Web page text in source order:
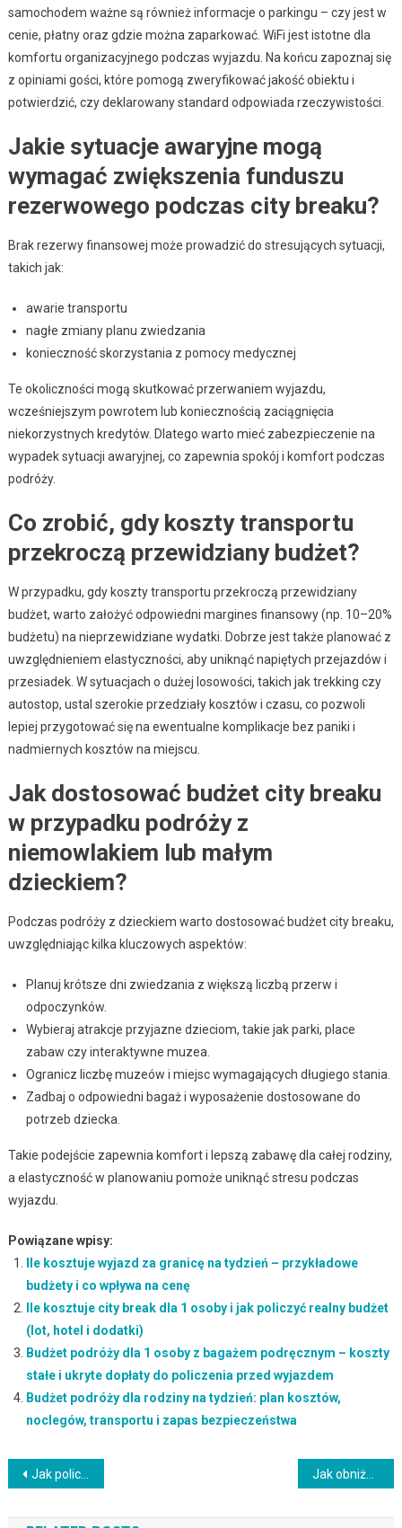
samochodem ważne są również informacje o parkingu – czy jest w
cenie, płatny oraz gdzie można zaparkować. WiFi jest istotne dla
komfortu organizacyjnego podczas wyjazdu. Na końcu zapoznaj się
z opiniami gości, które pomogą zweryfikować jakość obiektu i
potwierdzić, czy deklarowany standard odpowiada rzeczywistości.
Jakie sytuacje awaryjne mogą
wymagać zwiększenia funduszu
rezerwowego podczas city breaku?
Brak rezerwy finansowej może prowadzić do stresujących sytuacji,
takich jak:
awarie transportu
nagłe zmiany planu zwiedzania
konieczność skorzystania z pomocy medycznej
Te okoliczności mogą skutkować przerwaniem wyjazdu,
wcześniejszym powrotem lub koniecznością zaciągnięcia
niekorzystnych kredytów. Dlatego warto mieć zabezpieczenie na
wypadek sytuacji awaryjnej, co zapewnia spokój i komfort podczas
podróży.
Co zrobić, gdy koszty transportu
przekroczą przewidziany budżet?
W przypadku, gdy koszty transportu przekroczą przewidziany
budżet, warto założyć odpowiedni margines finansowy (np. 10–20%
budżetu) na nieprzewidziane wydatki. Dobrze jest także planować z
uwzględnieniem elastyczności, aby uniknąć napiętych przejazdów i
przesiadek. W sytuacjach o dużej losowości, takich jak trekking czy
autostop, ustal szerokie przedziały kosztów i czasu, co pozwoli
lepiej przygotować się na ewentualne komplikacje bez paniki i
nadmiernych kosztów na miejscu.
Jak dostosować budżet city breaku
w przypadku podróży z
niemowlakiem lub małym
dzieckiem?
Podczas podróży z dzieckiem warto dostosować budżet city breaku,
uwzględniając kilka kluczowych aspektów:
Planuj krótsze dni zwiedzania z większą liczbą przerw i
odpoczynków.
Wybieraj atrakcje przyjazne dzieciom, takie jak parki, place
zabaw czy interaktywne muzea.
Ogranicz liczbę muzeów i miejsc wymagających długiego stania.
Zadbaj o odpowiedni bagaż i wyposażenie dostosowane do
potrzeb dziecka.
Takie podejście zapewnia komfort i lepszą zabawę dla całej rodziny,
a elastyczność w planowaniu pomoże uniknąć stresu podczas
wyjazdu.
Powiązane wpisy:
Ile kosztuje wyjazd za granicę na tydzień – przykładowe
budżety i co wpływa na cenę
Ile kosztuje city break dla 1 osoby i jak policzyć realny budżet
(lot, hotel i dodatki)
Budżet podróży dla 1 osoby z bagażem podręcznym – koszty
stałe i ukryte dopłaty do policzenia przed wyjazdem
Budżet podróży dla rodziny na tydzień: plan kosztów,
noclegów, transportu i zapas bezpieczeństwa
Nawigacja
wpisu
Jak policzyć budżet wyjazdu z dzieckiem: kategorie kosztów i realistyczny plan bez niedoszacowania Jak obniżyć budżet podróży dla rodziny: jak policzyć wydatki i uniknąć niedoszacowania